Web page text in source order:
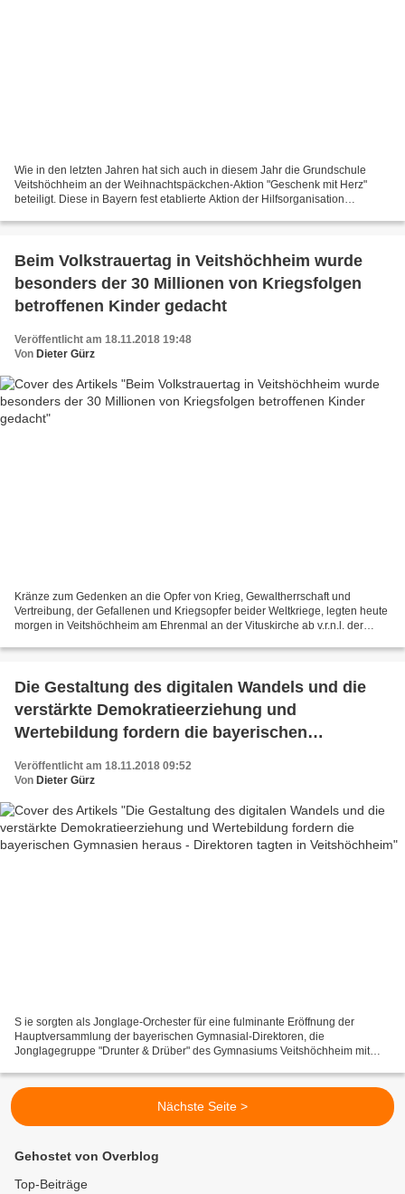
Wie in den letzten Jahren hat sich auch in diesem Jahr die Grundschule
Veitshöchheim an der Weihnachtspäckchen-Aktion "Geschenk mit Herz"
beteiligt. Diese in Bayern fest etablierte Aktion der Hilfsorganisation
Beim Volkstrauertag in Veitshöchheim wurde
besonders der 30 Millionen von Kriegsfolgen
betroffenen Kinder gedacht
Veröffentlicht am 18.11.2018 19:48
Von Dieter Gürz
Kränze zum Gedenken an die Opfer von Krieg, Gewaltherrschaft und
Vertreibung, der Gefallenen und Kriegsopfer beider Weltkriege, legten heute
morgen in Veitshöchheim am Ehrenmal an der Vituskirche ab v.r.n.l. der
Die Gestaltung des digitalen Wandels und die
verstärkte Demokratieerziehung und
Wertebildung fordern die bayerischen
Veitshöchheim
Veröffentlicht am 18.11.2018 09:52
Von Dieter Gürz
S ie sorgten als Jonglage-Orchester für eine fulminante Eröffnung der
Hauptversammlung der bayerischen Gymnasial-Direktoren, die
Jonglagegruppe "Drunter & Drüber" des Gymnasiums Veitshöchheim mit
Nächste Seite >
Gehostet von Overblog
Top-Beiträge